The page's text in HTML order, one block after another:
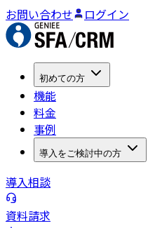
お問い合わせ ログイン
初めての方
機能
料金
事例
導入をご検討中の方
導入相談
資料請求